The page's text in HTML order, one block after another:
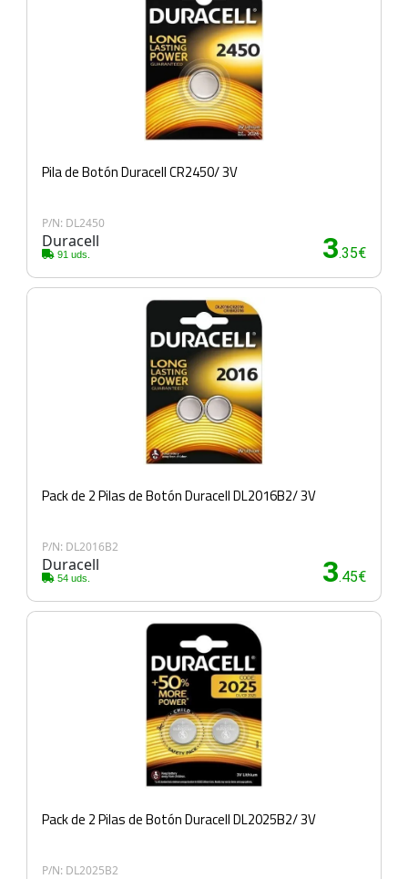
Pila de Botón Duracell CR2450/ 3V
P/N: DL2450
Duracell
91 uds. 3.35€
Pack de 2 Pilas de Botón Duracell DL2016B2/ 3V
P/N: DL2016B2
Duracell
54 uds. 3.45€
Pack de 2 Pilas de Botón Duracell DL2025B2/ 3V
P/N: DL2025B2